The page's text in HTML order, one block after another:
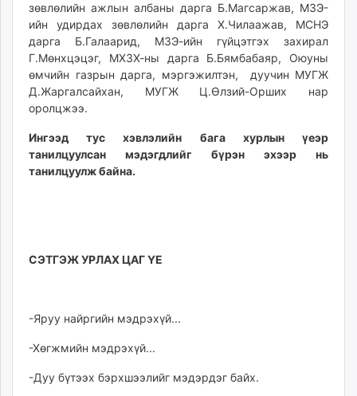
zarig.mn
today.mn
zuv.mn
mminfo.mn
ugluu.mn
urlag.mn
asu.mn
shudarga.mn
shuum.mn
times.mn
mass.mn
зөвлөлийн ажлын албаны дарга Б.Магсаржав, МЗЭ-
ийн удирдах зөвлөлийн дарга Х.Чилаажав, МСНЭ
дарга Б.Галаарид, МЗЭ-ийн гүйцэтгэх захирал
Г.Мөнхцэцэг, МХЗХ-ны дарга Б.Бямбабаяр, Оюуны
өмчийн газрын дарга, мэргэжилтэн, дуучин МУГЖ
Д.Жаргалсайхан, МУГЖ Ц.Өлзий-Орших нар
оролцжээ.
Ингээд тус хэвлэлийн бага хурлын үеэр
танилцуулсан мэдэгдлийг бүрэн эхээр нь
танилцуулж байна.
СЭТГЭЖ УРЛАХ ЦАГ ҮЕ
-Яруу найргийн мэдрэхүй...
-Хөгжмийн мэдрэхүй...
-Дуу бүтээх бэрхшээлийг мэдэрдэг байх.